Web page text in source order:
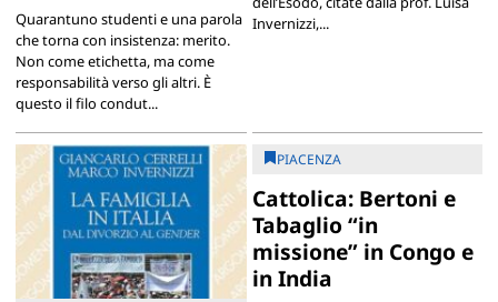
Quarantuno studenti e una parola
che torna con insistenza: merito.
Non come etichetta, ma come
responsabilità verso gli altri. È
questo il filo condut...
Invernizzi,...
PIACENZA
Cattolica: Bertoni e
Tabaglio “in
missione” in Congo e
in India